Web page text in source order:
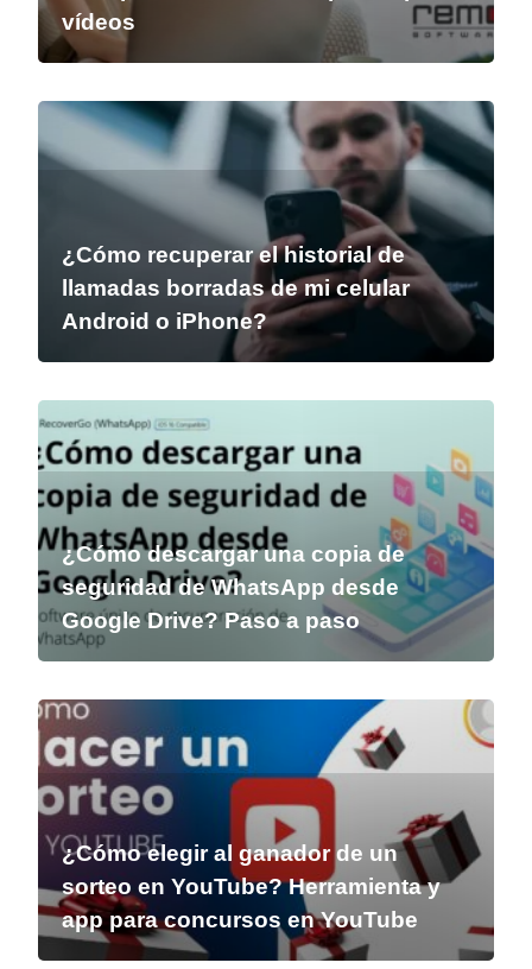
vídeos
¿Cómo recuperar el historial de
llamadas borradas de mi celular
Android o iPhone?
¿Cómo descargar una copia de
seguridad de WhatsApp desde
Google Drive? Paso a paso
¿Cómo elegir al ganador de un
sorteo en YouTube? Herramienta y
app para concursos en YouTube